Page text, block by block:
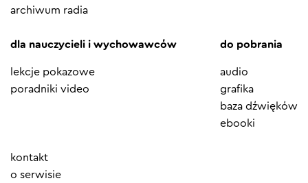
archiwum radia
dla nauczycieli i wychowawców
lekcje pokazowe
poradniki video
do pobrania
audio
grafika
baza dźwięków
ebooki
Element
menu
kontakt
o serwisie